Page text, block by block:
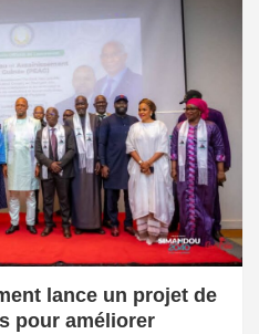
lance un projet de
pour améliorer